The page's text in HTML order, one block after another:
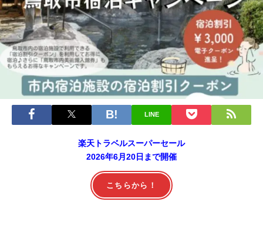
LINE
楽天トラベルスーパーセール
2026年6月20日まで開催
こちらから！